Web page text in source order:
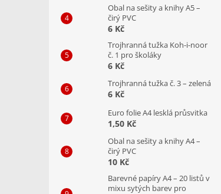
Obal na sešity a knihy A5 –
čirý PVC
6 Kč
Trojhranná tužka Koh-i-noor
č. 1 pro školáky
6 Kč
Trojhranná tužka č. 3 – zelená
6 Kč
Euro folie A4 lesklá průsvitka
1,50 Kč
Obal na sešity a knihy A4 –
čirý PVC
10 Kč
Barevné papíry A4 – 20 listů v
mixu sytých barev pro